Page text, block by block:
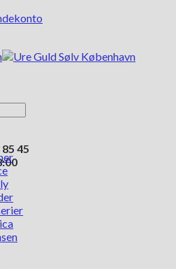
45